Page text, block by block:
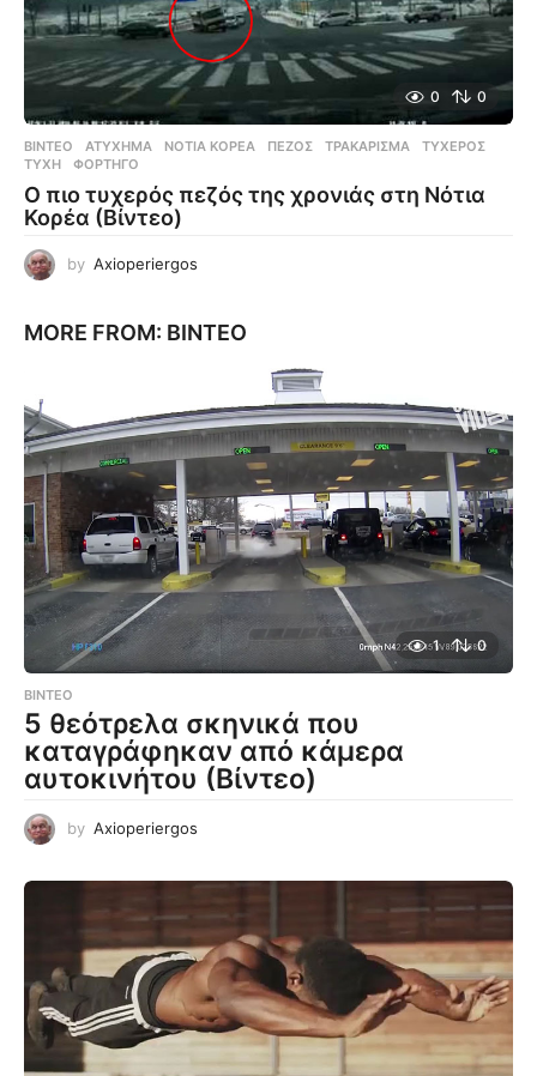
0 0
ΒΊΝΤΕΟ ΑΤΎΧΗΜΑ ,ΝΌΤΙΑ ΚΟΡΈΑ ,ΠΕΖΌΣ ,ΤΡΑΚΆΡΙΣΜΑ ,ΤΥΧΕΡΌΣ
ΤΎΧΗ
,ΦΟΡΤΗΓΌ
Ο πιο τυχερός πεζός της χρονιάς στη Νότια
Κορέα (Βίντεο)
by Axioperiergos
MORE FROM: ΒΊΝΤΕΟ
1 0
ΒΊΝΤΕΟ
5 θεότρελα σκηνικά που
καταγράφηκαν από κάμερα
αυτοκινήτου (Βίντεο)
by Axioperiergos